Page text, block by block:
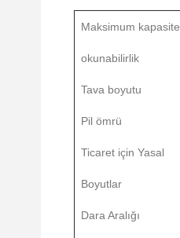
Maksimum kapasite
okunabilirlik
Tava boyutu
Pil ömrü
Ticaret için Yasal
Boyutlar
Dara Aralığı